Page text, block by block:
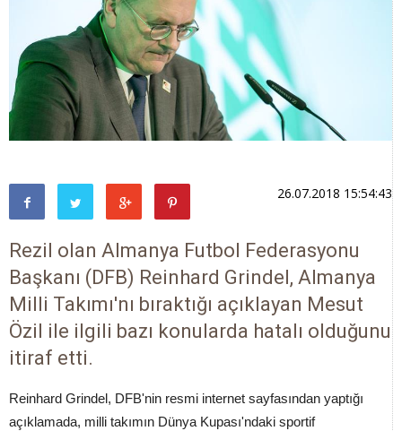
26.07.2018 15:54:43
Rezil olan Almanya Futbol Federasyonu
Başkanı (DFB) Reinhard Grindel, Almanya
Milli Takımı'nı bıraktığı açıklayan Mesut
Özil ile ilgili bazı konularda hatalı olduğunu
itiraf etti.
Reinhard Grindel, DFB'nin resmi internet sayfasından yaptığı
açıklamada, milli takımın Dünya Kupası'ndaki sportif